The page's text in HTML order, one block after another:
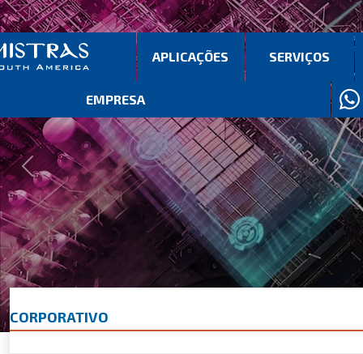
Previous Next
APLICAÇÕES SERVIÇOS
EMPRESA
CORPORATIVO